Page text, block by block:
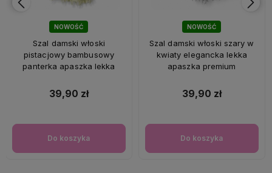
NOWOŚĆ
Szal damski włoski
pistacjowy bambusowy
panterka apaszka lekka
39,90 zł
Do koszyka
NOWOŚĆ
Szal damski włoski szary w
kwiaty elegancka lekka
apaszka premium
39,90 zł
Do koszyka